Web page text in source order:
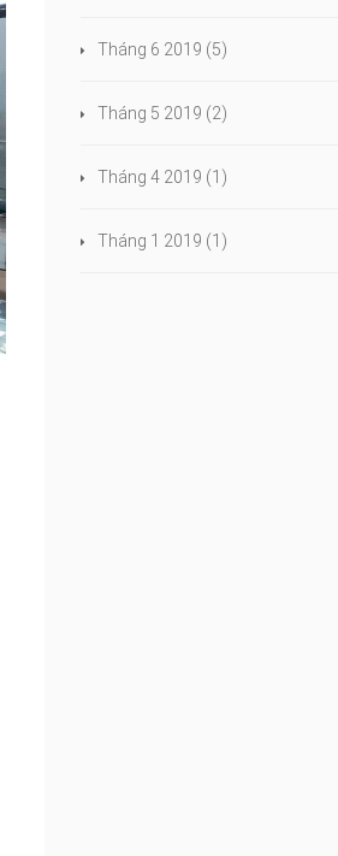
Tháng 6 2019 (5)
Tháng 5 2019 (2)
Tháng 4 2019 (1)
Tháng 1 2019 (1)